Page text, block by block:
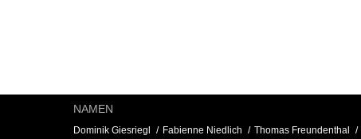
NAMEN
Dominik Giesriegl Fabienne Niedlich Thomas Freundenthal